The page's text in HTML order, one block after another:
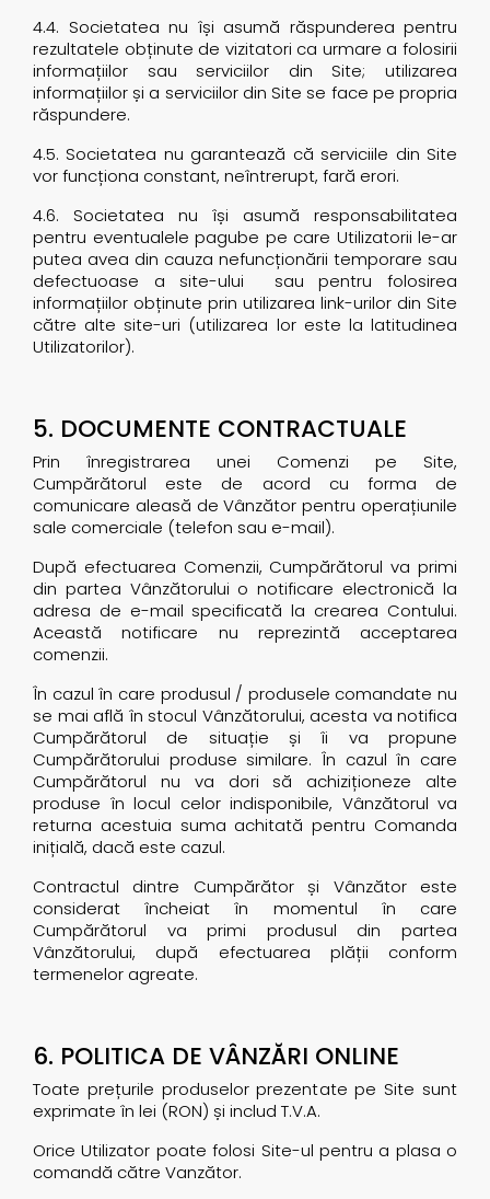
4.4. Societatea nu își asumă răspunderea pentru
rezultatele obținute de vizitatori ca urmare a folosirii
informațiilor sau serviciilor din Site; utilizarea
informațiilor și a serviciilor din Site se face pe propria
răspundere.
4.5. Societatea nu garantează că serviciile din Site
vor funcționa constant, neîntrerupt, fară erori.
4.6. Societatea nu își asumă responsabilitatea
pentru eventualele pagube pe care Utilizatorii le-ar
putea avea din cauza nefuncționării temporare sau
defectuoase a site-ului sau pentru folosirea
informațiilor obținute prin utilizarea link-urilor din Site
către alte site-uri (utilizarea lor este la latitudinea
Utilizatorilor).
5. DOCUMENTE CONTRACTUALE
Prin înregistrarea unei Comenzi pe Site,
Cumpărătorul este de acord cu forma de
comunicare aleasă de Vânzător pentru operațiunile
sale comerciale (telefon sau e-mail).
După efectuarea Comenzii, Cumpărătorul va primi
din partea Vânzătorului o notificare electronică la
adresa de e-mail specificată la crearea Contului.
Această notificare nu reprezintă acceptarea
comenzii.
În cazul în care produsul / produsele comandate nu
se mai află în stocul Vânzătorului, acesta va notifica
Cumpărătorul de situație și îi va propune
Cumpărătorului produse similare. În cazul în care
Cumpărătorul nu va dori să achiziționeze alte
produse în locul celor indisponibile, Vânzătorul va
returna acestuia suma achitată pentru Comanda
inițială, dacă este cazul.
Contractul dintre Cumpărător și Vânzător este
considerat încheiat în momentul în care
Cumpărătorul va primi produsul din partea
Vânzătorului, după efectuarea plății conform
termenelor agreate.
6. POLITICA DE VÂNZĂRI ONLINE
Toate prețurile produselor prezentate pe Site sunt
exprimate în lei (RON) și includ T.V.A.
Orice Utilizator poate folosi Site-ul pentru a plasa o
comandă către Vanzător.